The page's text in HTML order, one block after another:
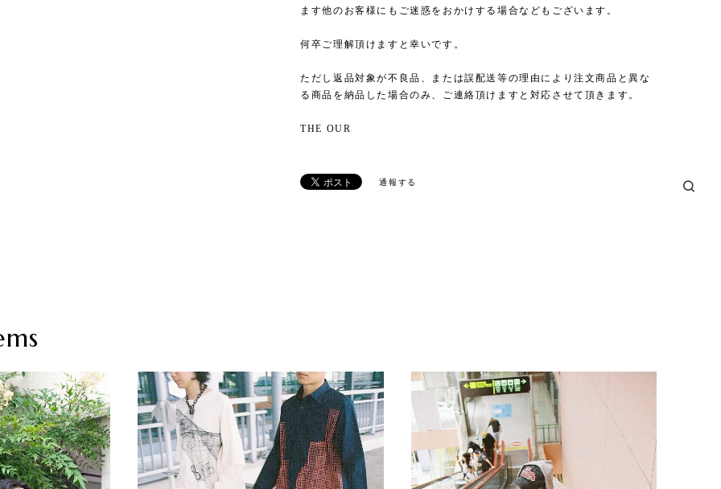
ます他のお客様にもご迷惑をおかけする場合などもございます。
何卒ご理解頂けますと幸いです。
ただし返品対象が不良品、または誤配送等の理由により注文商品と異な
る商品を納品した場合のみ、ご連絡頂けますと対応させて頂きます。
THE OUR
通報する